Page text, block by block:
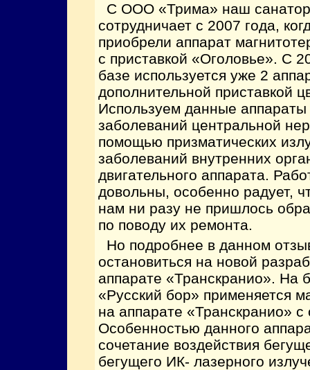
С ООО «Трима» наш
сотрудничает с 2007 года,
приобрели аппарат
с приставкой «Оголовье». С
базе используется уже 2
дополнительной приставкой
Используем данные аппараты
заболеваний центральной
помощью призматических
заболеваний внутренних
двигательного аппарата.
довольны, особенно радует,
нам ни разу не пришлось
по поводу их ремонта.
Но подробнее в данном
остановиться на новой
аппарате «Транскранио». На
«Русский бор» применяется
на аппарате «Транскранио» с
Особенностью данного
сочетание воздействия
бегущего ИК- лазерного